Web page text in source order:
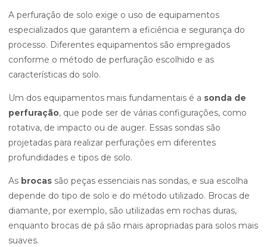
A perfuração de solo exige o uso de equipamentos
especializados que garantem a eficiência e segurança do
processo. Diferentes equipamentos são empregados
conforme o método de perfuração escolhido e as
características do solo.
Um dos equipamentos mais fundamentais é a sonda de
perfuração, que pode ser de várias configurações, como
rotativa, de impacto ou de auger. Essas sondas são
projetadas para realizar perfurações em diferentes
profundidades e tipos de solo.
As brocas são peças essenciais nas sondas, e sua escolha
depende do tipo de solo e do método utilizado. Brocas de
diamante, por exemplo, são utilizadas em rochas duras,
enquanto brocas de pá são mais apropriadas para solos mais
suaves.